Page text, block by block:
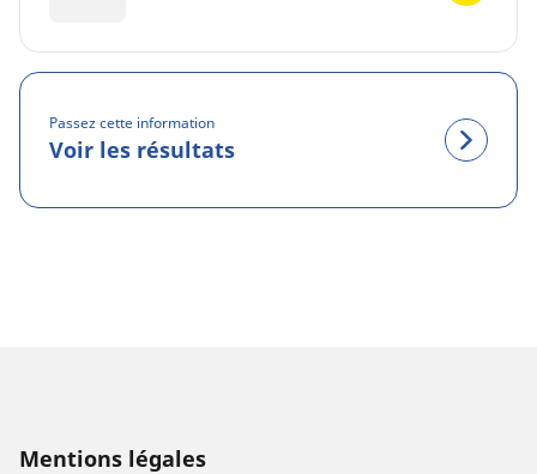
Passez cette information
Voir les résultats
Mentions légales